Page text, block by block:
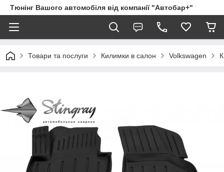
Тюнінг Вашого автомобіля від компанії "Автобар+"
Товари та послуги Килимки в салон Volkswagen